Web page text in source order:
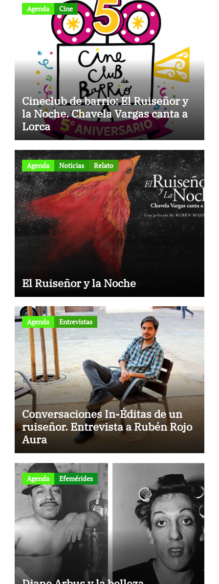
Agenda Cine
Cineclub de barrio: El Ruiseñor y
la Noche. Chavela Vargas canta a
Lorca
Agenda Noticias Relato
El Ruiseñor y la Noche
Agenda Entrevistas
Conversaciones In-Éditas de un
ruiseñor. Entrevista a Rubén Rojo
Aura
Agenda Efemérides